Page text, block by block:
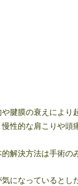
腱膜の衰えにより
性的な肩こりや頭
解決方法は手術の
になっているとし